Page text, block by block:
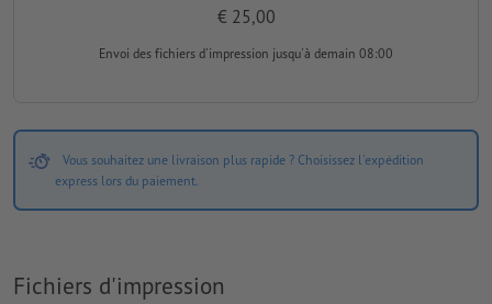
€ 25,00
Envoi des fichiers d'impression jusqu'à demain 08:00
Vous souhaitez une livraison plus rapide ? Choisissez l'expédition
express lors du paiement.
Fichiers d'impression